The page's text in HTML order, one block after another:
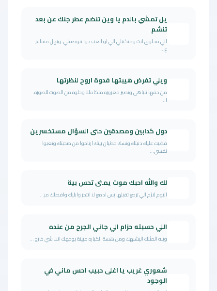
يل تمشي بالدم يا وين تنضم عطر جنك عن بعد
تنشم
الي مخلوق انت ومنكتبلي الي لو اتعب دوا تنوصفلي. وبهل مشاعر
ع...
ويلي تفرض هيبتها فدوة اروح لنظرتها
من حقها تتباهى وتصير مغرورة متكاملة وحلوة من الصوت للصورة.
ا...
دول كدابين ومصدقين حتى السؤال مستخسرين
فضيت عليك دنيتك ونسك حطيان بيتك ارتاحوا من صحبتك وتعبوا
نفسي...
لك والله احبك موت يمتى تحس بية
اليوم لازم الي ترجع تقبلها بس ادمع لا انتحر وابليك وافصلك مر...
اللي حسبته حزام الي جاني الجرح من عنده
وينه المثلك اليشبهك ومن هسة الكباره مبينة بوجهك انت شي خارج ...
شعوري غريب يا اغلى حبيب احس ماني في
الوجود